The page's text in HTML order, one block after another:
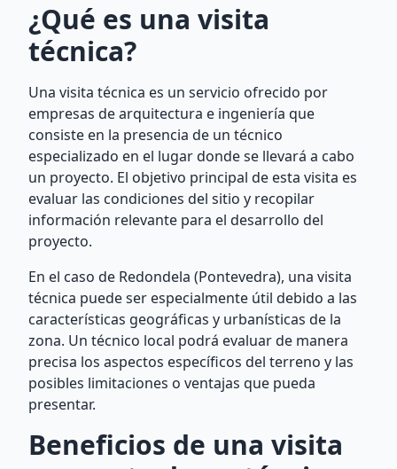
¿Qué es una visita
técnica?
Una visita técnica es un servicio ofrecido por
empresas de arquitectura e ingeniería que
consiste en la presencia de un técnico
especializado en el lugar donde se llevará a cabo
un proyecto. El objetivo principal de esta visita es
evaluar las condiciones del sitio y recopilar
información relevante para el desarrollo del
proyecto.
En el caso de Redondela (Pontevedra), una visita
técnica puede ser especialmente útil debido a las
características geográficas y urbanísticas de la
zona. Un técnico local podrá evaluar de manera
precisa los aspectos específicos del terreno y las
posibles limitaciones o ventajas que pueda
presentar.
Beneficios de una visita